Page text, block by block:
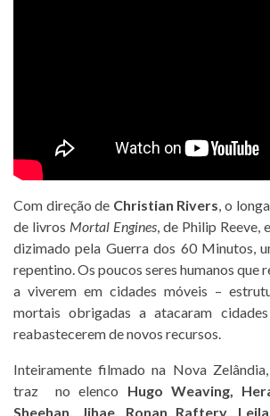
Com direção de Christian Rivers, o
de livros Mortal Engines, de Philip Reeve,
dizimado pela Guerra dos 60 Minutos,
repentino. Os poucos seres humanos que
a viverem em cidades móveis –
mortais obrigadas a atacaram
reabastecerem de novos recursos.
Inteiramente filmado na Nova Zelândia,
traz no elenco Hugo Weaving,
Sheehan, Jihae, Ronan Raftery,